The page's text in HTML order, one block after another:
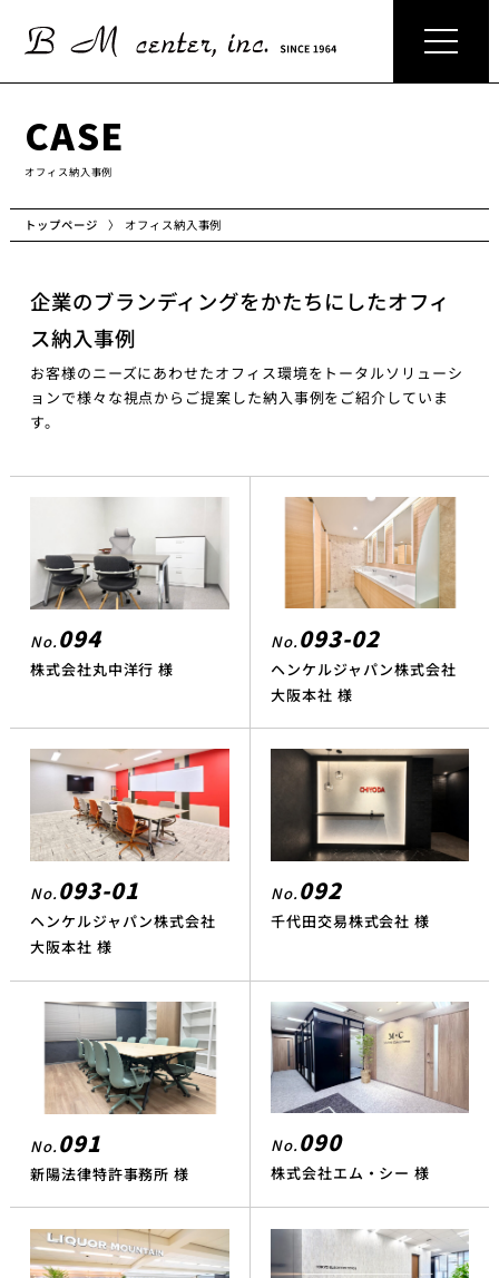
CASE
オフィス納入事例
トップページ オフィス納入事例
企業のブランディングをかたちにしたオフィ
ス納⼊事例
お客様のニーズにあわせたオフィス環境をトータルソリューシ
ョンで様々な視点からご提案した納⼊事例をご紹介していま
す。
No.094
株式会社丸中洋行 様
No.093-02
ヘンケルジャパン株式会社
大阪本社 様
No.093-01
ヘンケルジャパン株式会社
大阪本社 様
No.092
千代田交易株式会社 様
No.091
新陽法律特許事務所 様
No.090
株式会社エム・シー 様